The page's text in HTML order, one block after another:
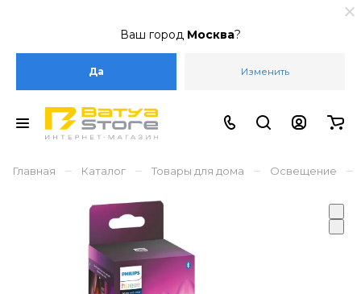
Ваш город Москва?
Да Изменить
Главная – Каталог – Товары для дома – Освещение –